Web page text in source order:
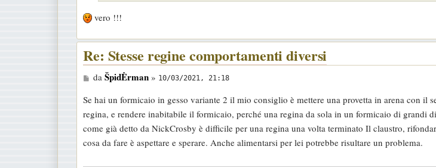
g
i
o
vero !!!
Re: Stesse regine comportamenti diversi
M
s
s
a
g
da ŠpidĖrman» 10/03/2021, 21:18
Se hai un formicaio in gesso variante 2 il mio consiglio è mettere una provetta in arena con il
regina, e rendere inabitabile il formicaio, perché una regina da sola in un formicaio di grandi
come già detto da NickCrosby è difficile per una regina una volta terminato Il claustro,
cosa da fare è aspettare e sperare. Anche alimentarsi per lei potrebbe risultare un problema.